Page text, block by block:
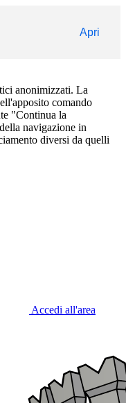
Apri
anonimizzati. La
comando
"Continua la
navigazione in
diversi da quelli
Accedi all'area